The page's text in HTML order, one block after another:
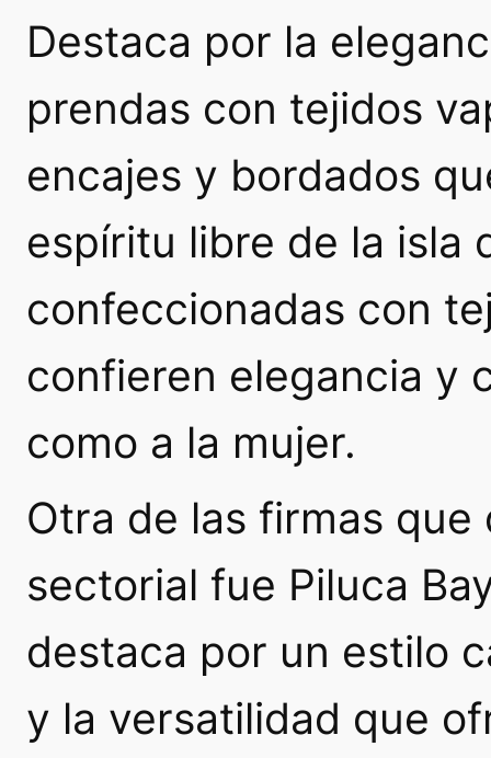
Destaca por la
prendas con tejidos
encajes y bordados
espíritu libre de la isla
confeccionadas con
confieren elegancia y
como a la mujer.
Otra de las firmas
sectorial fue Piluca
destaca por un estilo
y la versatilidad que